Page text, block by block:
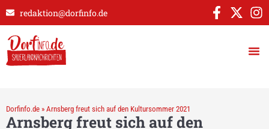
redaktion@dorfinfo.de
Dorfinfo.de » Arnsberg freut sich auf den Kultursommer 2021
Arnsberg freut sich auf den